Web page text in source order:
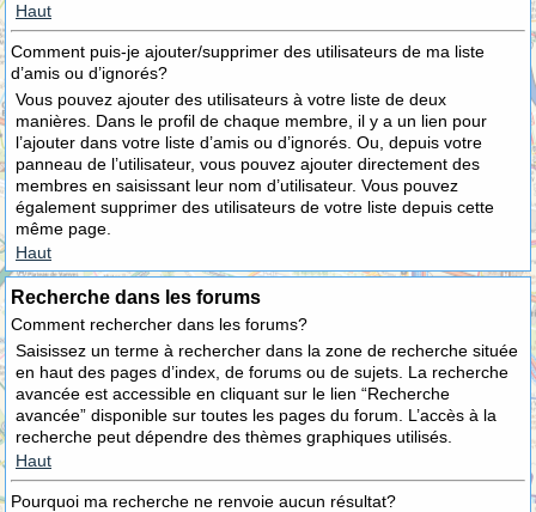
Haut
Comment puis-je ajouter/supprimer des utilisateurs de ma liste
d’amis ou d’ignorés?
Vous pouvez ajouter des utilisateurs à votre liste de deux
manières. Dans le profil de chaque membre, il y a un lien pour
l’ajouter dans votre liste d’amis ou d’ignorés. Ou, depuis votre
panneau de l’utilisateur, vous pouvez ajouter directement des
membres en saisissant leur nom d’utilisateur. Vous pouvez
également supprimer des utilisateurs de votre liste depuis cette
même page.
Haut
Recherche dans les forums
Comment rechercher dans les forums?
Saisissez un terme à rechercher dans la zone de recherche située
en haut des pages d’index, de forums ou de sujets. La recherche
avancée est accessible en cliquant sur le lien “Recherche
avancée” disponible sur toutes les pages du forum. L’accès à la
recherche peut dépendre des thèmes graphiques utilisés.
Haut
Pourquoi ma recherche ne renvoie aucun résultat?